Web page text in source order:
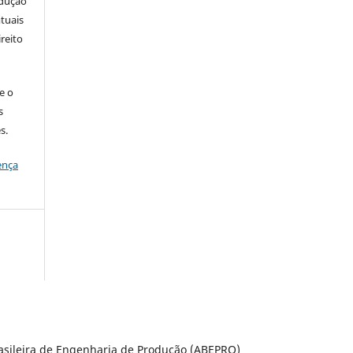
o
de Engenharia de Produção (ABEPRO)